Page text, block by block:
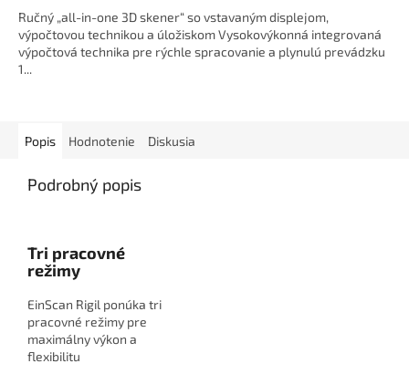
Ručný „all-in-one 3D skener“ so vstavaným displejom,
výpočtovou technikou a úložiskom Vysokovýkonná integrovaná
výpočtová technika pre rýchle spracovanie a plynulú prevádzku
1...
Popis Hodnotenie Diskusia
Podrobný popis
Tri pracovné
režimy
EinScan Rigil ponúka tri
pracovné režimy pre
maximálny výkon a
flexibilitu